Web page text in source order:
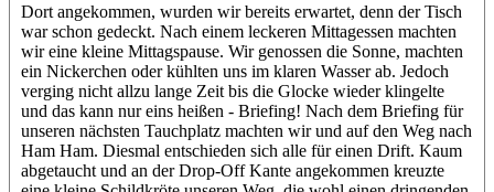
Dort angekommen, wurden wir bereits erwartet, denn der Tisch
war schon gedeckt. Nach einem leckeren Mittagessen machten
wir eine kleine Mittagspause. Wir genossen die Sonne, machten
ein Nickerchen oder kühlten uns im klaren Wasser ab. Jedoch
verging nicht allzu lange Zeit bis die Glocke wieder klingelte
und das kann nur eins heißen - Briefing! Nach dem Briefing für
unseren nächsten Tauchplatz machten wir und auf den Weg nach
Ham Ham. Diesmal entschieden sich alle für einen Drift. Kaum
abgetaucht und an der Drop-Off Kante angekommen kreuzte